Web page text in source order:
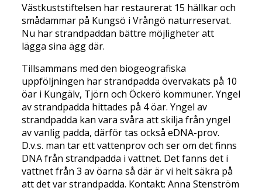
Västkuststiftelsen har restaurerat 15 hällkar och
smådammar på Kungsö i Vrångö naturreservat.
Nu har strandpaddan bättre möjligheter att
lägga sina ägg där.
Tillsammans med den biogeografiska
uppföljningen har strandpadda övervakats på 10
öar i Kungälv, Tjörn och Öckerö kommuner. Yngel
av strandpadda hittades på 4 öar. Yngel av
strandpadda kan vara svåra att skilja från yngel
av vanlig padda, därför tas också eDNA-prov.
D.v.s. man tar ett vattenprov och ser om det finns
DNA från strandpadda i vattnet. Det fanns det i
vattnet från 3 av öarna så där är vi helt säkra på
att det var strandpadda. Kontakt: Anna Stenström